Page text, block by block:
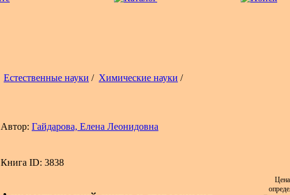
Естественные науки / Химические науки /
Автор: Гайдарова, Елена Леонидовна
Книга ID: 3838